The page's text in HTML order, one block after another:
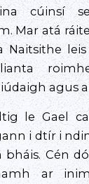
cúinsí
Mar atá
leis
agus
le Gael
i dtír i
bháis. Cén
ar